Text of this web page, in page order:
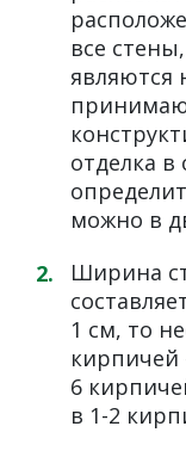
все
являются
отделка в
можно в
Ширина
1 см, то
кирпичей
6
в 1-2